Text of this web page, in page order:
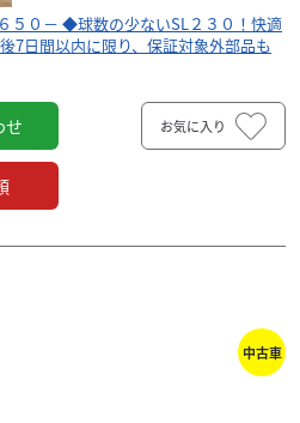
５０－ ◆球数の少ないSL２３０！快適
7日間以内に限り、保証対象外部品も
せ お気に入り
中古車